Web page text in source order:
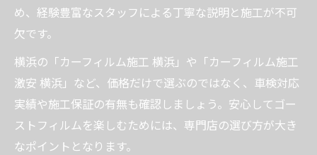
め、経験豊富なスタッフによる丁寧な説明と施工が不可
欠です。
横浜の「カーフィルム施工 横浜」や「カーフィルム施工
激安 横浜」など、価格だけで選ぶのではなく、車検対応
実績や施工保証の有無も確認しましょう。安心してゴー
ストフィルムを楽しむためには、専門店の選び方が大き
なポイントとなります。